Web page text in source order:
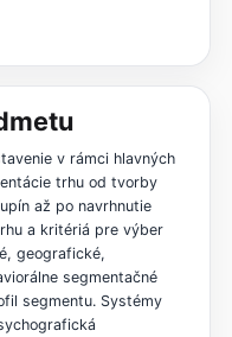
v rámci hlavných
trhu od tvorby
až po navrhnutie
a kritériá pre výber
geografické,
segmentačné
segmentu. Systémy